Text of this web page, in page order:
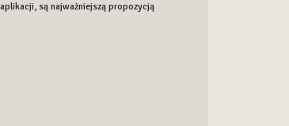
są najważniejszą propozycją